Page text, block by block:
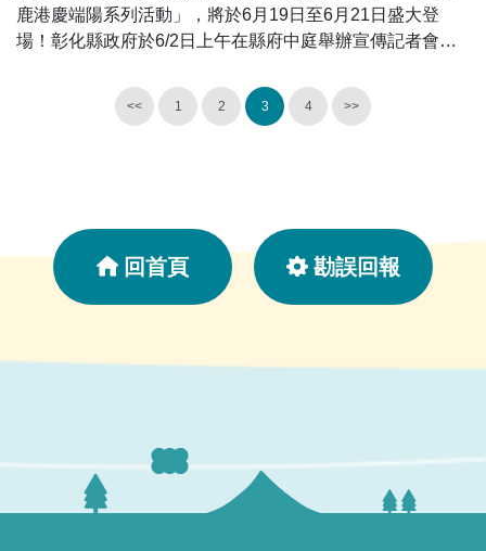
鹿港慶端陽系列活動」，將於6月19日至6月21日盛大登
場！彰化縣政府於6/2日上午在縣府中庭舉辦宣傳記者會，
共同宣告活動正式啟動。今年國際龍舟錦標賽參與數為歷屆
最多，並首度推出COSPLAY踩街嘉年華、包粽神手爭霸
加持，保佑鄉親平安及活動順利。今年「國際龍舟錦標賽」
報名隊伍更創下歷年新高，共173支隊伍參賽，比去年增加
47隊，其中國際組共17支隊伍，吸引來自20個國家的選手
比拚手藝及速度，同時設立「創意裝扮獎」，參賽隊伍以吸
睛造型登場，前3名可獲得獎金，最高5,000元。 王縣
長進一步表示，「2026小鎮光影藝術節」將於6月6日在舊
<< 1 2 3 4 >>
回首頁 勘誤回報